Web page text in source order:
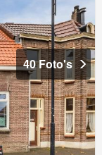
40 Foto's